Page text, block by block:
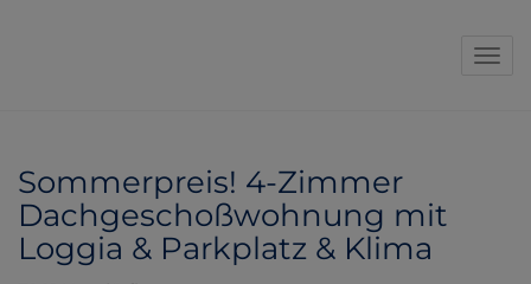
Sommerpreis! 4-Zimmer
Dachgeschoßwohnung mit
Loggia & Parkplatz & Klima